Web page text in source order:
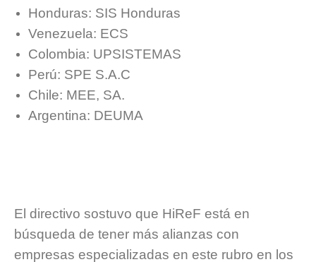
Honduras: SIS Honduras
Venezuela: ECS
Colombia: UPSISTEMAS
Perú: SPE S.A.C
Chile: MEE, SA.
Argentina: DEUMA
El directivo sostuvo que HiReF está en
búsqueda de tener más alianzas con
empresas especializadas en este rubro en los